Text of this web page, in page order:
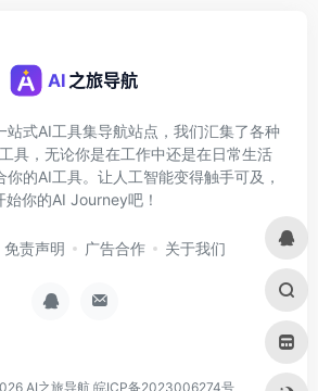
式AI工具集导航站点，我们汇集了各种
具，无论你是在工作中还是在日常生活
的AI工具。让人工智能变得触手可及，
始你的AI Journey吧！
免责声明 广告合作 关于我们
AI之旅导航 皖ICP备2023006274号